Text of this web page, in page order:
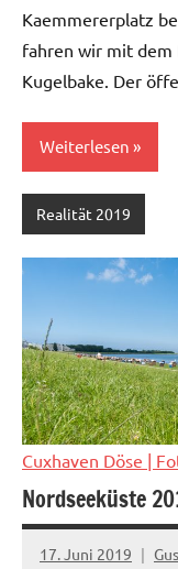
Kaemmererplatz
fahren wir mit dem
Kugelbake. Der
Weiterlesen
Realität 2019
Cuxhaven Döse |
Nordseeküste
17. Juni 2019